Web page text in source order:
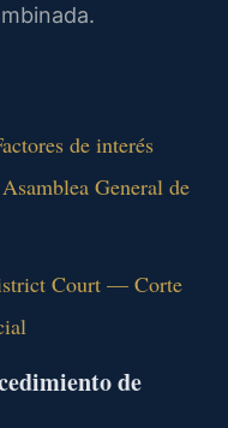
de interés
General de
Court — Corte
de